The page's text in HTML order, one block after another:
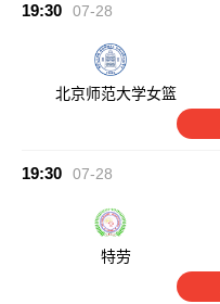
19:30 07-28
北京师范大学女篮
19:30 07-28
特劳